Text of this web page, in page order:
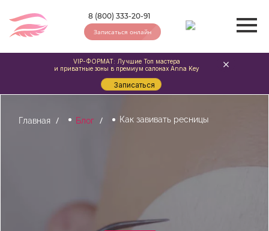
8 (800) 333-20-91
Записаться онлайн
Главная Блог Как завивать ресницы
VIP-ФОРМАТ: Лучшие Топ мастера
и приватные зоны в премиум салонах Anna Key
Записаться